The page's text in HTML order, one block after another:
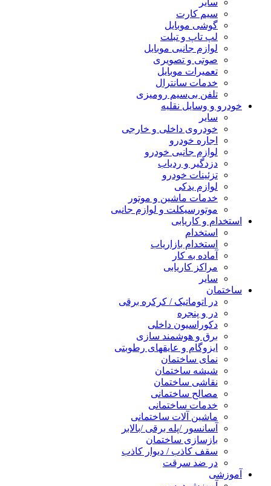
سایر
سیم کارت
گوشی موبایل
لپ تاپ و تبلت
لوازم جانبی موبایل
صوتی و تصویری
تعمیرات موبایل
خدمات سانترال
تلفن بی‌سیم رومیزی
خودرو و وسایل نقلیه
سایر
خودروی داخلی و خارجی
اجاره خودرو
لوازم جانبی خودرو
دزدگیر و ردیاب
تزئینات خودرو
لوازم یدکی
خدمات ماشین و موتور
موتورسیکلت و لوازم جانبی
استخدام و کاریابی
استخدام
استخدام بازاریاب
آماده به کار
مراکز کاریابی
سایر
ساختمان
در اتوماتیک / کرکره برقی
در و پنجره
دکوراسیون داخلی
برق و هوشمند سازی
ایزوگام و عایقهای رطوبتی
نمای ساختمان
شیشه ساختمان
نقاشی ساختمان
مصالح ساختمانی
خدمات ساختمانی
ماشین آلات ساختمانی
آسانسور /پله برقی /بالابر
بازسازی ساختمان
سقف کاذب / دیوار کاذب
در ضد سرقت
آموزشی